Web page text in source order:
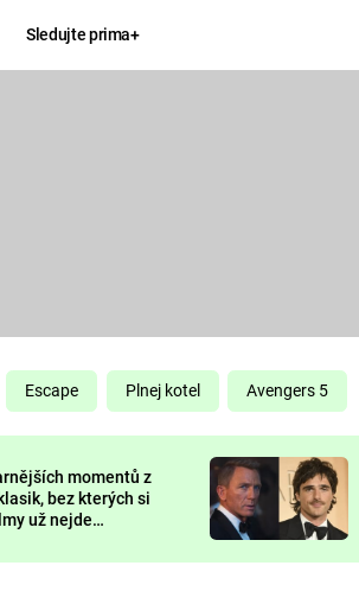
Sledujte prima+
KOMEDIE
CHUCK
NORRIS
DEADPOOL
Escape Plnej kotel Avengers 5
momentů z
bez kterých si
už nejde